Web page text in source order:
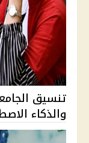
والذكاء